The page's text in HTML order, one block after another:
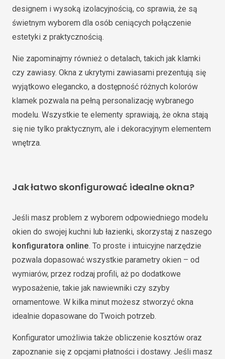
designem i wysoką izolacyjnością, co sprawia, że są
świetnym wyborem dla osób ceniących połączenie
estetyki z praktycznością.
Nie zapominajmy również o detalach, takich jak klamki
czy zawiasy. Okna z ukrytymi zawiasami prezentują się
wyjątkowo elegancko, a dostępność różnych kolorów
klamek pozwala na pełną personalizację wybranego
modelu. Wszystkie te elementy sprawiają, że okna stają
się nie tylko praktycznym, ale i dekoracyjnym elementem
wnętrza.
Jak łatwo skonfigurować idealne okna?
Jeśli masz problem z wyborem odpowiedniego modelu
okien do swojej kuchni lub łazienki, skorzystaj z naszego
konfiguratora online. To proste i intuicyjne narzędzie
pozwala dopasować wszystkie parametry okien – od
wymiarów, przez rodzaj profili, aż po dodatkowe
wyposażenie, takie jak nawiewniki czy szyby
ornamentowe. W kilka minut możesz stworzyć okna
idealnie dopasowane do Twoich potrzeb.
Konfigurator umożliwia także obliczenie kosztów oraz
zapoznanie się z opcjami płatności i dostawy. Jeśli masz